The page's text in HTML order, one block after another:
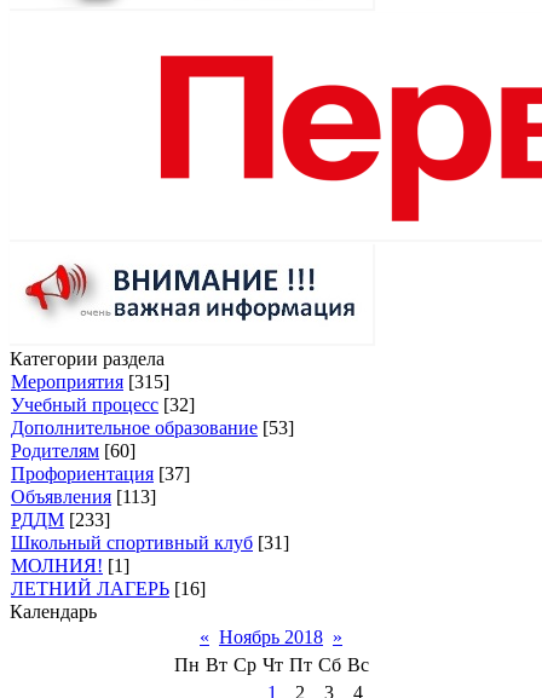
Категории раздела
Мероприятия [315]
Учебный процесс [32]
Дополнительное образование [53]
Родителям [60]
Профориентация [37]
Объявления [113]
РДДМ [233]
Школьный спортивный клуб [31]
МОЛНИЯ! [1]
ЛЕТНИЙ ЛАГЕРЬ [16]
Календарь
« Ноябрь 2018 »
Пн Вт Ср Чт Пт Сб Вс
1
2 3 4